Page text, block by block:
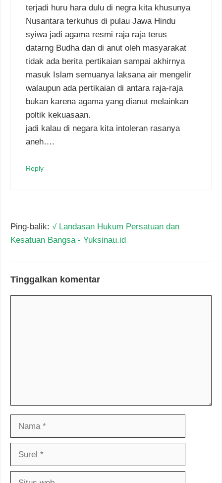
terjadi huru hara dulu di negra kita khusunya
Nusantara terkuhus di pulau Jawa Hindu
syiwa jadi agama resmi raja raja terus
datarng Budha dan di anut oleh masyarakat
tidak ada berita pertikaian sampai akhirnya
masuk Islam semuanya laksana air mengelir
walaupun ada pertikaian di antara raja-raja
bukan karena agama yang dianut melainkan
poltik kekuasaan.
jadi kalau di negara kita intoleran rasanya
aneh….
Reply
Ping-balik: √ Landasan Hukum Persatuan dan
Kesatuan Bangsa - Yuksinau.id
Tinggalkan komentar
Nama
Surel
Situs